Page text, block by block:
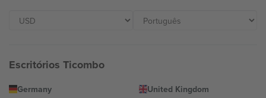
Escritórios Ticombo
Germany
United Kingdom